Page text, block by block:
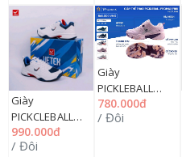
nam 39=>44 +
nữ 36=>39, 09ĐL
Giày
PICKCLEBALL
WIKA VETEX
36=>44, 163G
990.000đ
/ Đôi
Giày
PICKLEBALL
Động Lực
Promax PR-PI88
780.000đ
/ Đôi